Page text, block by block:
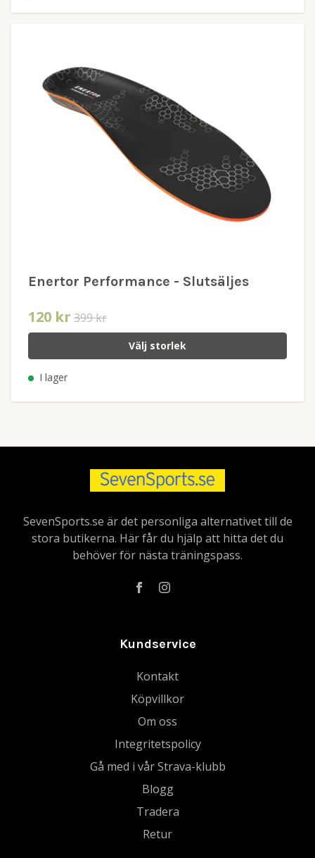
Enertor Performance - Slutsäljes
120 kr 399 kr
Välj storlek
I lager
SevenSports.se är det personliga alternativet till de
stora butikerna. Här får du hjälp att hitta det du
behöver för nästa träningspass.
Kundservice
Kontakt
Köpvillkor
Om oss
Integritetspolicy
Gå med i vår Strava-klubb
Blogg
Tradera
Retur